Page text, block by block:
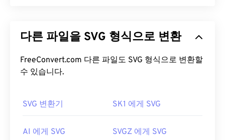
DCR 파일을 어떻게 여나요?
DCR은 Kodak의 기존 소프트웨어인Kodak
Photodesk를
있는 최신 소프트웨어로는Adobe Photoshop
DCR을 여는 무료 대안으로 여러 플랫폼에서 작동하
Markup Language)을 기반으로 하며,벡터 그래픽을
파일의 주요 장점은 이름에서 알 수 있듯이 확장성입
니다. 이 파일 형식은 이미지 품질 저하 없이 크기를
를 만드는 데 필요한 정보를 제공하는 XML 기반 표준
다른 파일을 SVG 형식으로 변환
FreeConvert.com 다른 파일도 SVG 형식으로 변환할
수 있습니다.
SVG 변환기 SK1 에게 SVG
AI 에게 SVG SVGZ 에게 SVG